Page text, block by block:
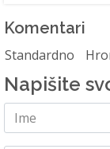
Komentari
Standardno
Napišite